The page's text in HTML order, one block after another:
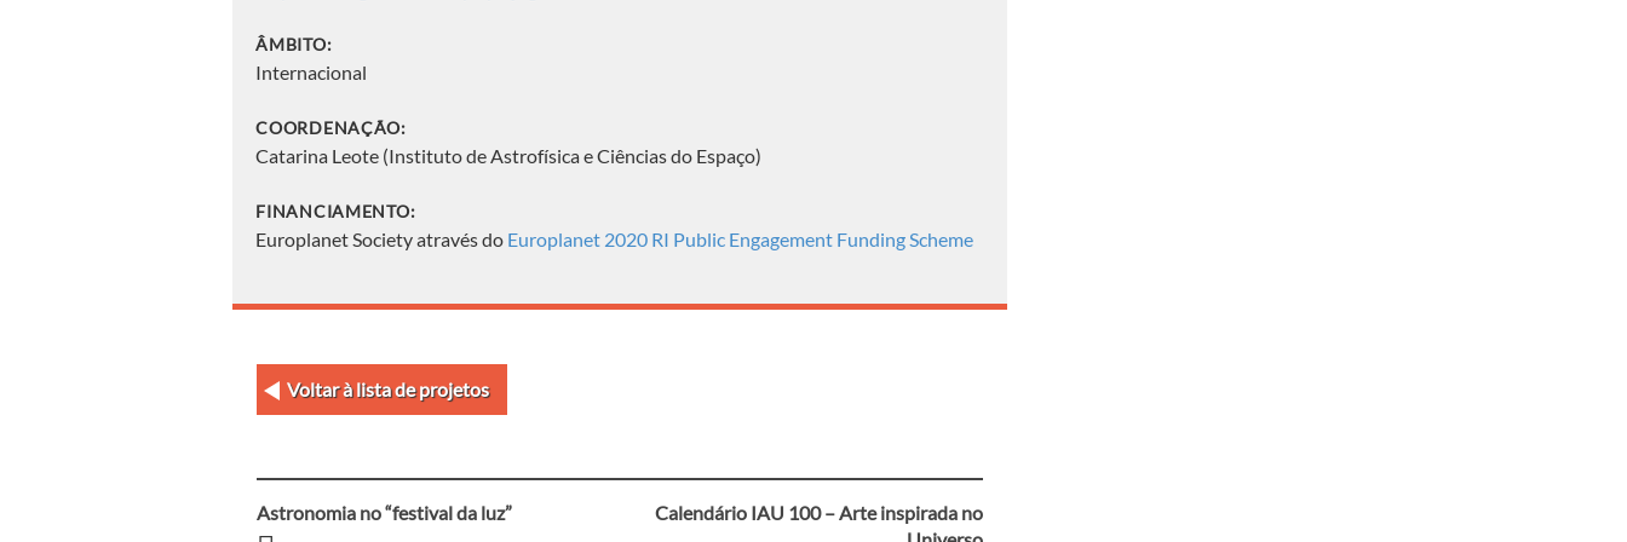
ÂMBITO:
Internacional
COORDENAÇÃO:
Catarina Leote (Instituto de Astrofísica e Ciências do Espaço)
FINANCIAMENTO:
Europlanet Society através do Europlanet 2020 RI Public Engagement Funding Scheme
Voltar à lista de projetos
Astronomia no “festival da luz”
Calendário IAU 100 – Arte inspirada no